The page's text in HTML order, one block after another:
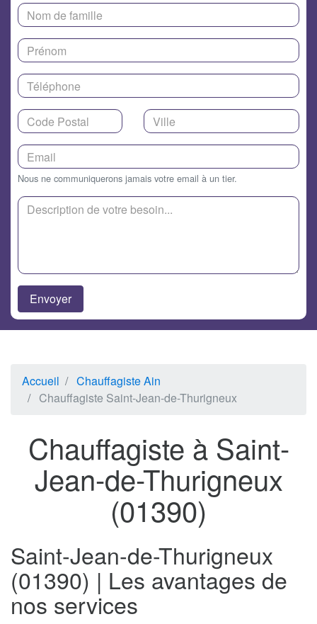
Nous ne communiquerons jamais votre email à un tier.
Accueil
Chauffagiste Ain
Chauffagiste Saint-Jean-de-Thurigneux
Chauffagiste à Saint-
Jean-de-Thurigneux
(01390)
Saint-Jean-de-Thurigneux
(01390) | Les avantages de
nos services